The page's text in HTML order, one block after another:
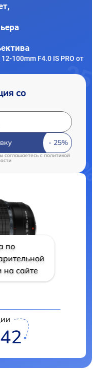
F4.0 IS PRO от
со
соглашаетесь c политикой
по
на сайте